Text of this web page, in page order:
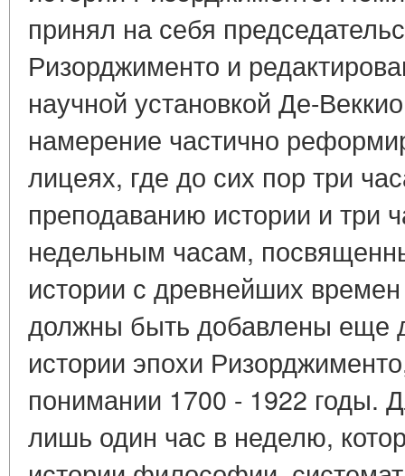
принял на себя
Ризорджименто и
научной установкой Де-
намерение частично
лицеях, где до сих пор три
преподаванию истории и три
недельным часам,
истории с древнейших
должны быть добавлены еще
истории эпохи
понимании 1700 - 1922 годы.
лишь один час в неделю,